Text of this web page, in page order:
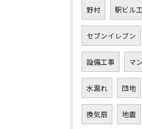
野村 駅ビル
セブンイレブン
設備工事 マ
水漏れ 団地
換気扇 地震